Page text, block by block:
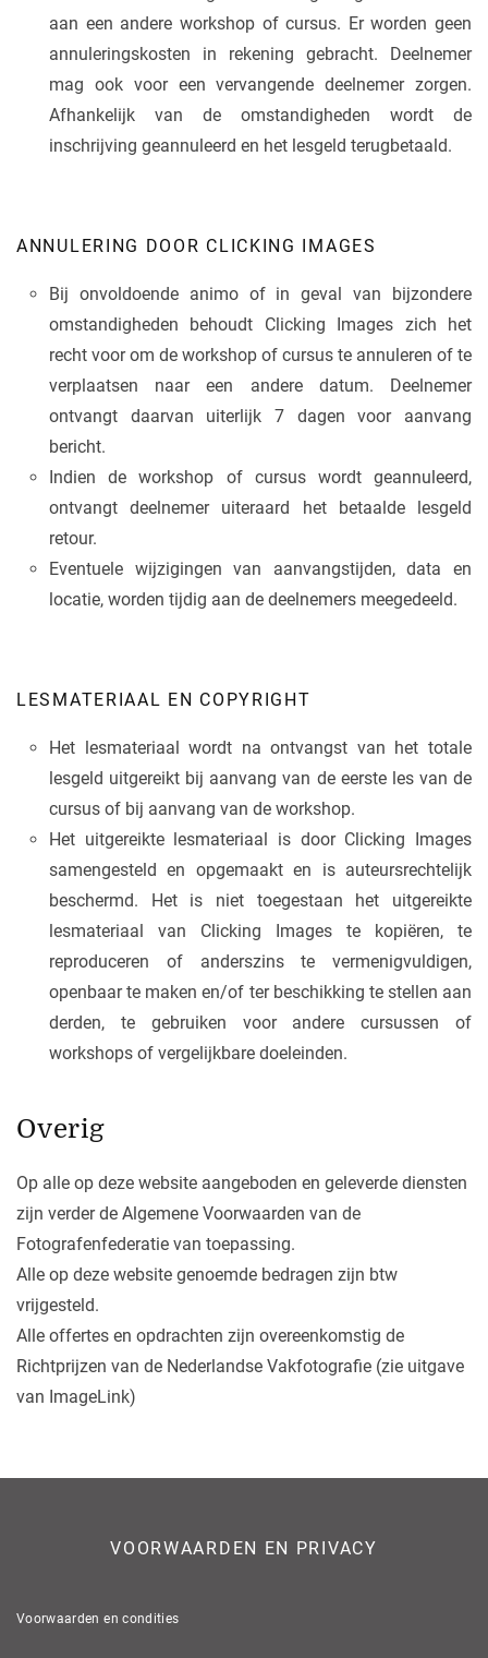
aan een andere workshop of cursus. Er worden geen
annuleringskosten in rekening gebracht. Deelnemer
mag ook voor een vervangende deelnemer zorgen.
Afhankelijk van de omstandigheden wordt de
inschrijving geannuleerd en het lesgeld terugbetaald.
ANNULERING DOOR CLICKING IMAGES
Bij onvoldoende animo of in geval van bijzondere
omstandigheden behoudt Clicking Images zich het
recht voor om de workshop of cursus te annuleren of te
verplaatsen naar een andere datum. Deelnemer
ontvangt daarvan uiterlijk 7 dagen voor aanvang
bericht.
Indien de workshop of cursus wordt geannuleerd,
ontvangt deelnemer uiteraard het betaalde lesgeld
retour.
Eventuele wijzigingen van aanvangstijden, data en
locatie, worden tijdig aan de deelnemers meegedeeld.
LESMATERIAAL EN COPYRIGHT
Het lesmateriaal wordt na ontvangst van het totale
lesgeld uitgereikt bij aanvang van de eerste les van de
cursus of bij aanvang van de workshop.
Het uitgereikte lesmateriaal is door Clicking Images
samengesteld en opgemaakt en is auteursrechtelijk
beschermd. Het is niet toegestaan het uitgereikte
lesmateriaal van Clicking Images te kopiëren, te
reproduceren of anderszins te vermenigvuldigen,
openbaar te maken en/of ter beschikking te stellen aan
derden, te gebruiken voor andere cursussen of
workshops of vergelijkbare doeleinden.
Overig
Op alle op deze website aangeboden en geleverde diensten
zijn verder de Algemene Voorwaarden van de
Fotografenfederatie van toepassing.
Alle op deze website genoemde bedragen zijn btw
vrijgesteld.
Alle offertes en opdrachten zijn overeenkomstig de
Richtprijzen van de Nederlandse Vakfotografie (zie uitgave
van ImageLink)
VOORWAARDEN EN PRIVACY
Voorwaarden en condities